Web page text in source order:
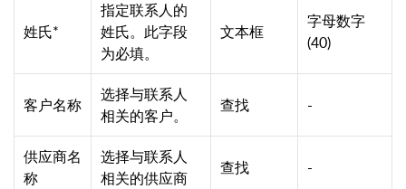
姓氏*
指定联系人的
姓氏。此字段
为必填。
文本框
字母数字
(40)
客户名称
选择与联系人
相关的客户。
查找 -
供应商名
称
选择与联系人
相关的供应商
查找 -